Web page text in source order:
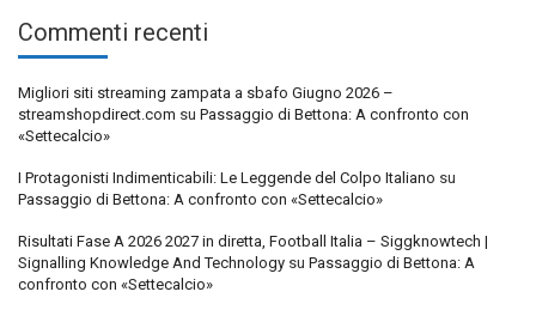
Commenti recenti
Migliori siti streaming zampata a sbafo Giugno 2026 –
streamshopdirect.com su Passaggio di Bettona: A confronto con
«Settecalcio»
I Protagonisti Indimenticabili: Le Leggende del Colpo Italiano su
Passaggio di Bettona: A confronto con «Settecalcio»
Risultati Fase A 2026 2027 in diretta, Football Italia – Siggknowtech |
Signalling Knowledge And Technology su Passaggio di Bettona: A
confronto con «Settecalcio»